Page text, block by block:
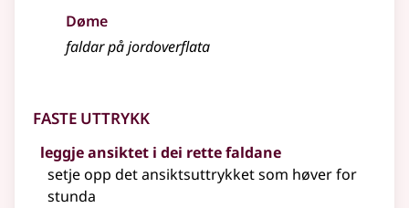
Døme
faldar på jordoverflata
Faste uttrykk
leggje ansiktet i dei rette faldane
setje opp det ansiktsuttrykket som høver for
stunda